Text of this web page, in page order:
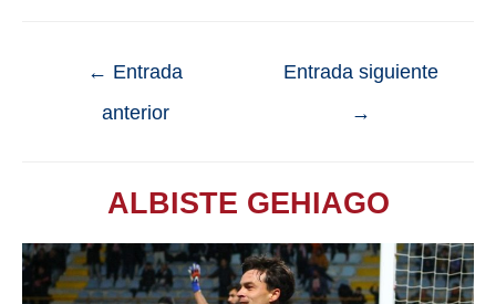
← Entrada
anterior
Entrada siguiente
→
ALBISTE GEHIAGO